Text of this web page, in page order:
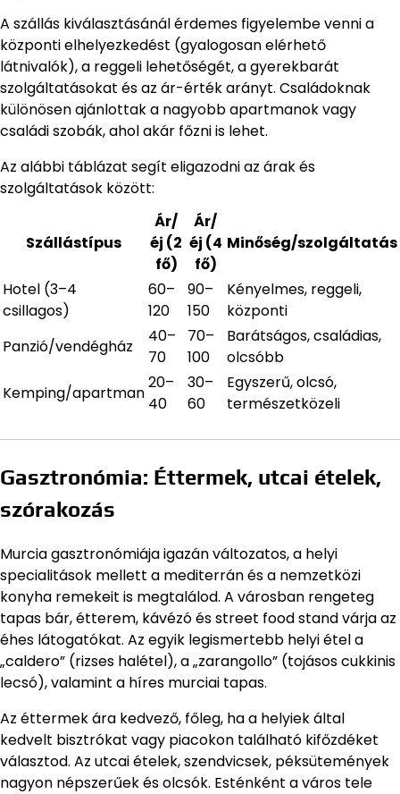
A szállás kiválasztásánál érdemes figyelembe venni a
központi elhelyezkedést (gyalogosan elérhető
látnivalók), a reggeli lehetőségét, a gyerekbarát
szolgáltatásokat és az ár-érték arányt. Családoknak
különösen ajánlottak a nagyobb apartmanok vagy
családi szobák, ahol akár főzni is lehet.
Az alábbi táblázat segít eligazodni az árak és
szolgáltatások között:
Szállástípus
Ár/
éj (2
fő)
Ár/
éj (4
fő)
Minőség/szolgáltatás
Hotel (3–4
csillagos)
60–
120
90–
150
Kényelmes, reggeli,
központi
Panzió/vendégház
40–
70
70–
100
Barátságos, családias,
olcsóbb
Kemping/apartman
20–
40
30–
60
Egyszerű, olcsó,
természetközeli
Gasztronómia: Éttermek, utcai ételek,
szórakozás
Murcia gasztronómiája igazán változatos, a helyi
specialitások mellett a mediterrán és a nemzetközi
konyha remekeit is megtalálod. A városban rengeteg
tapas bár, étterem, kávézó és street food stand várja az
éhes látogatókat. Az egyik legismertebb helyi étel a
„caldero” (rizses halétel), a „zarangollo” (tojásos cukkinis
lecsó), valamint a híres murciai tapas.
Az éttermek ára kedvező, főleg, ha a helyiek által
kedvelt bisztrókat vagy piacokon található kifőzdéket
választod. Az utcai ételek, szendvicsek, péksütemények
nagyon népszerűek és olcsók. Esténként a város tele